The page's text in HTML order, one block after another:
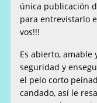
única publicación
para entrevistarlo
vos!!!
Es abierto, amable
seguridad y
el pelo corto
candado, así le